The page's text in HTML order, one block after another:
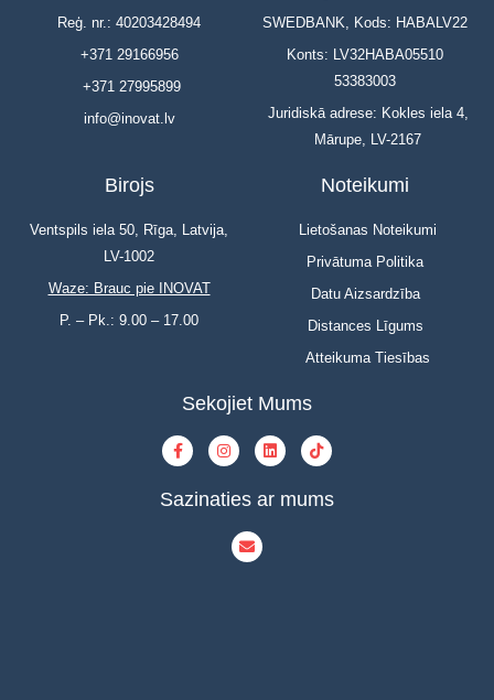
Reģ. nr.: 40203428494
+371 29166956
+371 27995899
info@inovat.lv
SWEDBANK, Kods: HABALV22
Konts: LV32HABA05510
53383003
Juridiskā adrese: Kokles iela 4,
Mārupe, LV-2167
Birojs
Ventspils iela 50, Rīga, Latvija,
LV-1002
Waze: Brauc pie INOVAT
P. – Pk.: 9.00 – 17.00
Noteikumi
Lietošanas Noteikumi
Privātuma Politika
Datu Aizsardzība
Distances Līgums
Atteikuma Tiesības
Sekojiet Mums
Sazinaties ar mums